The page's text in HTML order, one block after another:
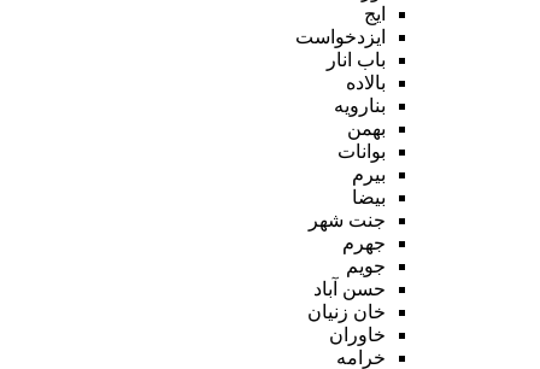
ایج
ایزدخواست
باب انار
بالاده
بنارویه
بهمن
بوانات
بیرم
بیضا
جنت شهر
جهرم
جویم
حسن آباد
خان زنیان
خاوران
خرامه